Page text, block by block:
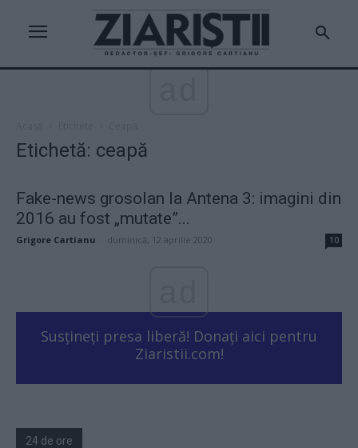
Etichetă: ceapă
Fake-news grosolan la Antena 3: imagini din
2016 au fost „mutate”...
Grigore Cartianu duminică, 12 aprilie 2020 10
Susțineți presa liberă! Donați aici pentru
Ziaristii.com!
24 de ore